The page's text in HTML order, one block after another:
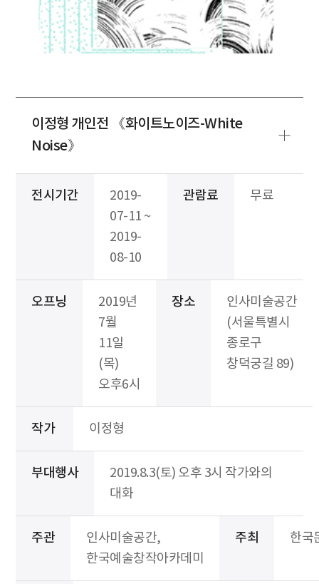
이정형 개인전 《화이트노이즈-White
Noise》
전시기간
2019-
07-11 ~
2019-
08-10
관람료 무료
오프닝
2019년
7월
11일
(목)
오후6시
장소
인사미술공간
(서울특별시
종로구
창덕궁길 89)
작가 이정형
부대행사
2019.8.3(토) 오후 3시 작가와의
대화
주관
인사미술공간,
한국예술창작아카데미
주최 한국